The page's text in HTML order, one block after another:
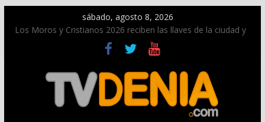
sábado, agosto 8, 2026
Los Moros y Cristianos 2026 reciben las llaves de la ciudad y
dan inicio a las fiestas en Dénia
El bando moro protagonista en la Segunda Entraeta Festera
Paco Adsuar dona al Arxiu de Dénia más de 50.000 imágenes
de la memoria visual de la ciudad
La Entraeta Festera llena de ambiente la calle Marqués de
Campo con la recepción a la Capitanía Cristiana